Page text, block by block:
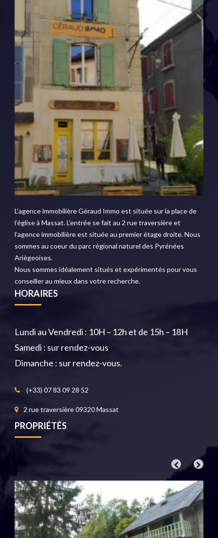
L’agence immobilière Géraud Immo est située sur la place de
l’église à Massat. L’entrée se fait au 2 rue traversière et
l’agence immobilière est située au premier étage droite. Nous
sommes au coeur du parc régional naturel des Pyrénées
Ariègeoises.
Nous sommes idéalement situés et expérimentés pour vous
conseiller au mieux dans votre recherche.
HORAIRES
Lundi au Vendredi : 10H – 12h et de 15h – 18H
Samedi : sur rendez-vous
Dimanche : sur rendez-vous.
(+33) 07 83 09 28 52
2 rue traversière 09320 Massat
PROPRIÉTÉS